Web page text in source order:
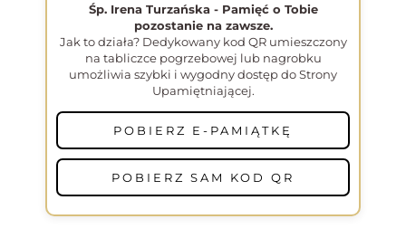
Śp. Irena Turzańska - Pamięć o Tobie
pozostanie na zawsze.
Jak to działa? Dedykowany kod QR umieszczony
na tabliczce pogrzebowej lub nagrobku
umożliwia szybki i wygodny dostęp do Strony
Upamiętniającej.
POBIERZ E-PAMIĄTKĘ
POBIERZ SAM KOD QR